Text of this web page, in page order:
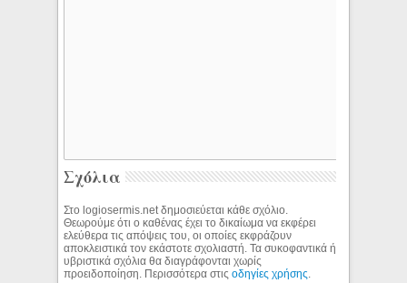
Σχόλια
Στο logiosermis.net δημοσιεύεται κάθε σχόλιο.
Θεωρούμε ότι ο καθένας έχει το δικαίωμα να εκφέρει
ελεύθερα τις απόψεις του, οι οποίες εκφράζουν
αποκλειστικά τον εκάστοτε σχολιαστή. Τα συκοφαντικά ή
υβριστικά σχόλια θα διαγράφονται χωρίς
προειδοποίηση. Περισσότερα στιςοδηγίες χρήσης